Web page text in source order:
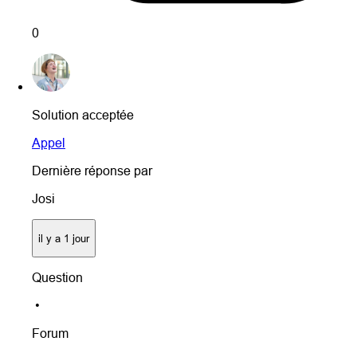
0
Solution acceptée
Appel
Dernière réponse par
Josi
il y a 1 jour
Question
•
Forum